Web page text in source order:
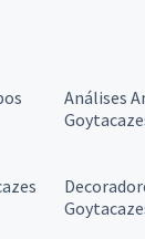
Análises